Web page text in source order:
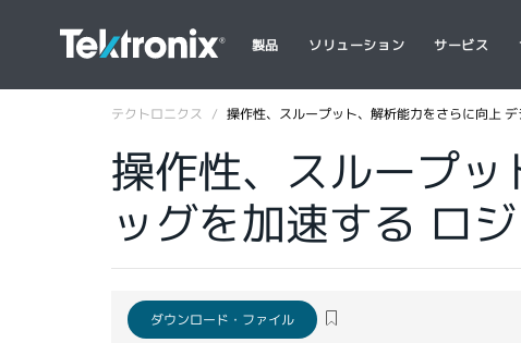
製品 ソリューション サービス
テクトロニクス 操作性、スループット、解析能力をさらに向上
操作性、スループ
ッグを加速する ロ
ダウンロード・ファイル